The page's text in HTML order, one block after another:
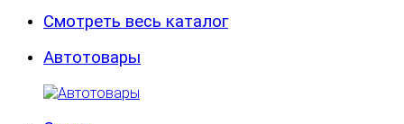
Смотреть весь каталог
Автотовары